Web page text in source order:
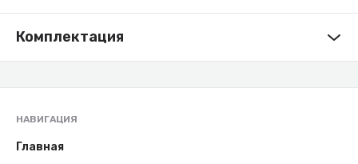
Комплектация
НАВИГАЦИЯ
Главная